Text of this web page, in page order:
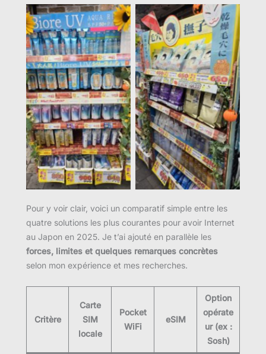
Pour y voir clair, voici un comparatif simple entre les
quatre solutions les plus courantes pour avoir Internet
au Japon en 2025. Je t’ai ajouté en parallèle les
forces, limites et quelques remarques concrètes
selon mon expérience et mes recherches.
Critère
Carte
SIM
locale
Pocket
WiFi
eSIM
Option
opérate
ur (ex :
Sosh)